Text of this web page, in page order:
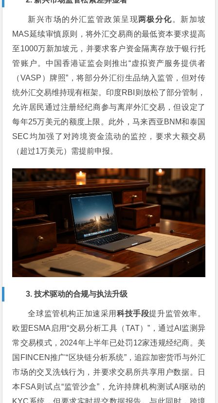
新兴市场的外汇监管政策呈现两极分化。新加坡
MAS延续审慎原则，将外汇交易商的最低资本要求提高
至1000万新加坡元，并要求客户资金隔离存放于银行托
管账户。中国香港证监会则推出“虚拟资产服务提供者
（VASP）牌照”，将部分外汇衍生品纳入监管，但对传
统外汇交易维持现有框架。印度RBI则放松了部分管制，
允许居民通过注册经纪商参与离岸外汇交易，但设定了
每年25万美元的额度上限。此外，马来西亚BNM和泰国
SEC均加强了对跨境资金流动的监控，要求大额交易
（超过1万美元）需提前申报。
3. 技术驱动的合规与执法升级
全球监管机构正加速采用科技手段提升监管效率。
欧盟ESMA启用“交易分析工具（TAT）”，通过AI监测异
常交易模式，2024年上半年已处罚12家违规经纪商。美
国FINCEN推广“区块链分析系统”，追踪加密货币与外汇
市场的交叉洗钱行为，并要求交易所共享用户数据。日
本FSA则试点“监管沙盒”，允许持牌机构测试AI驱动的